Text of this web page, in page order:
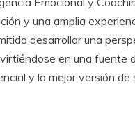
y una amplia
desarrollar una
en una fuente
y la mejor versión de